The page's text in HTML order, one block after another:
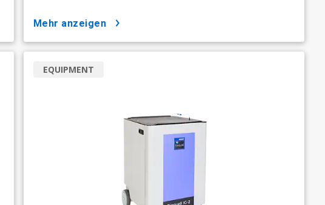
mehr anzeigen
EQUIPMENT